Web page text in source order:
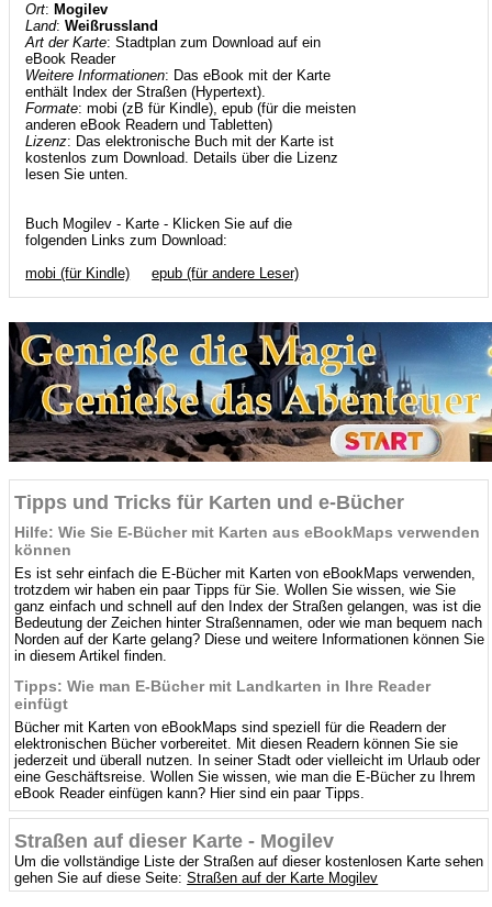
Ort: Mogilev
Land:Weißrussland
Art der Karte: Stadtplan zum Download auf ein
eBook Reader
Weitere Informationen: Das eBook mit der Karte
enthält Index der Straßen (Hypertext).
Formate: mobi (zB für Kindle), epub (für die meisten
anderen eBook Readern und Tabletten)
Lizenz: Das elektronische Buch mit der Karte ist
kostenlos zum Download. Details über die Lizenz
lesen Sie unten.
Buch Mogilev - Karte - Klicken Sie auf die
folgenden Links zum Download:
mobi (für Kindle)
epub (für andere Leser)
Tipps und Tricks für Karten und e-Bücher
Hilfe: Wie Sie E-Bücher mit Karten aus eBookMaps verwenden
können
Es ist sehr einfach die E-Bücher mit Karten von eBookMaps verwenden,
trotzdem wir haben ein paar Tipps für Sie. Wollen Sie wissen, wie Sie
ganz einfach und schnell auf den Index der Straßen gelangen, was ist die
Bedeutung der Zeichen hinter Straßennamen, oder wie man bequem nach
Norden auf der Karte gelang? Diese und weitere Informationen können Sie
in diesem Artikel finden.
Tipps: Wie man E-Bücher mit Landkarten in Ihre Reader
einfügt
Bücher mit Karten von eBookMaps sind speziell für die Readern der
elektronischen Bücher vorbereitet. Mit diesen Readern können Sie sie
jederzeit und überall nutzen. In seiner Stadt oder vielleicht im Urlaub oder
eine Geschäftsreise. Wollen Sie wissen, wie man die E-Bücher zu Ihrem
eBook Reader einfügen kann? Hier sind ein paar Tipps.
Straßen auf dieser Karte - Mogilev
Um die vollständige Liste der Straßen auf dieser kostenlosen Karte sehen
gehen Sie auf diese Seite:Straßen auf der Karte Mogilev